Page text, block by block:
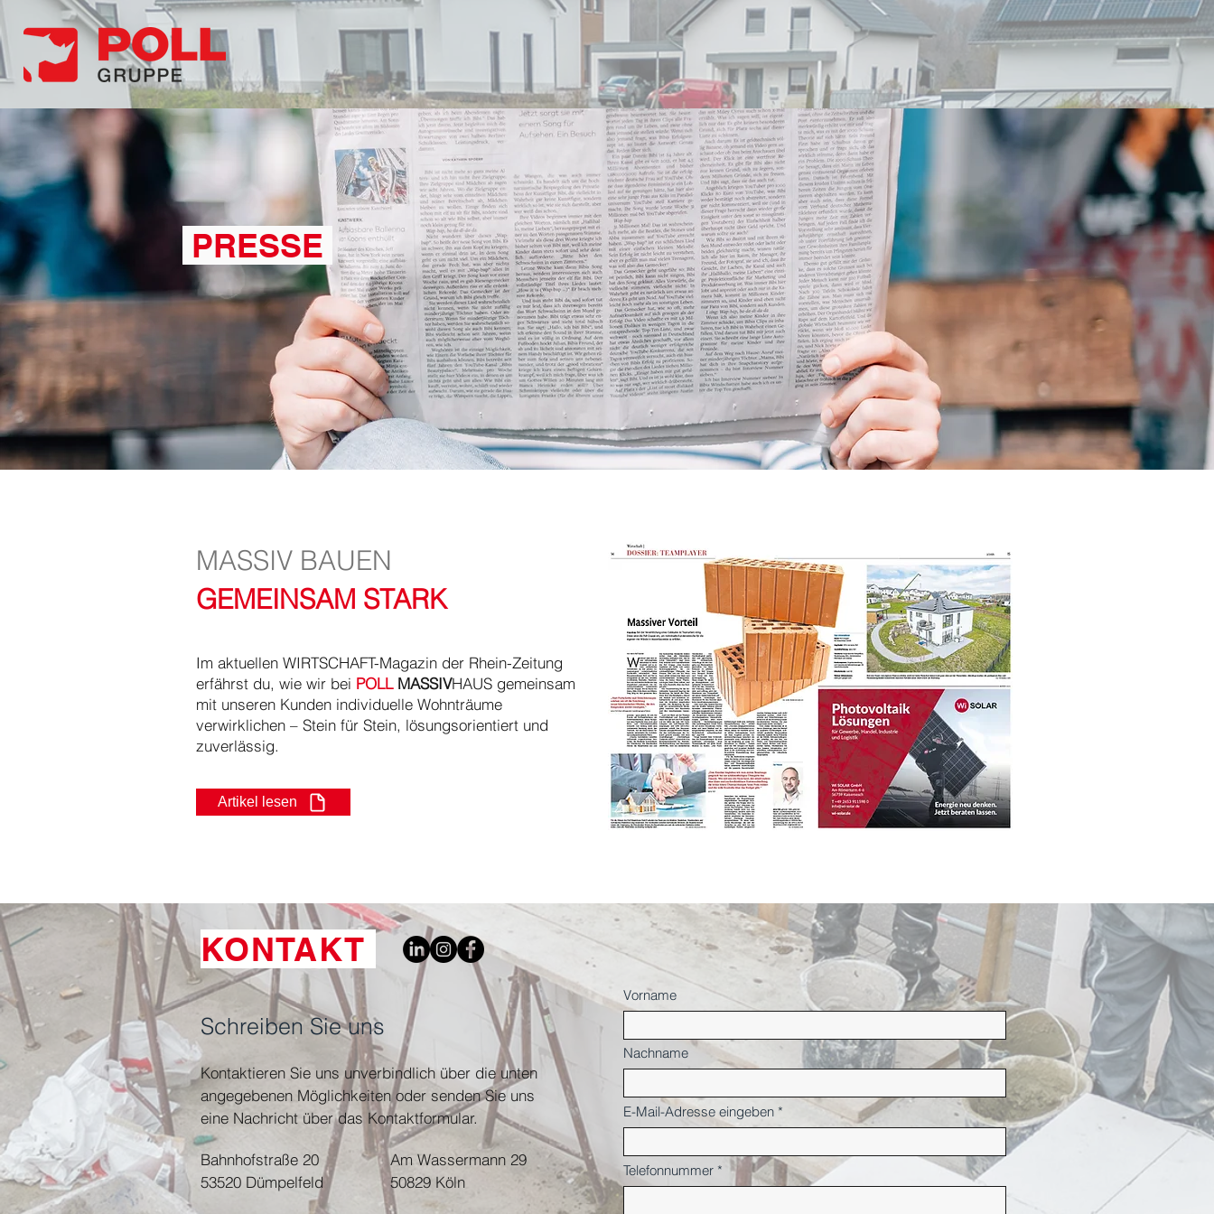
KATALOG
ANFORDERN
PRESSE
MASSIV BAUEN
GEMEINSAM STARK
Im aktuellen WIRTSCHAFT-Magazin der Rhein-Zeitung
erfährst du, wie wir bei POLL MASSIVHAUS gemeinsam
mit unseren Kunden individuelle Wohnträume
verwirklichen – Stein für Stein, lösungsorientiert und
zuverlässig.
Artikel lesen
KONTAKT
Schreiben Sie uns
Kontaktieren Sie uns unverbindlich über die unten
angegebenen Möglichkeiten oder senden Sie uns
eine Nachricht über das Kontaktformular.
Bahnhofstraße 20
53520 Dümpelfeld
Am Wassermann 29
50829 Köln
Vorname
Nachname
E-Mail-Adresse eingeben
Telefonnummer